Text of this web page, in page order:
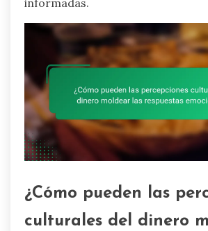
informadas.
¿Cómo pueden las
culturales del dinero